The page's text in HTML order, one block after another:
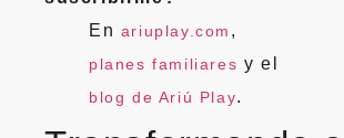
En ariuplay.com ,
planes familiares y el
blog de Ariú Play.